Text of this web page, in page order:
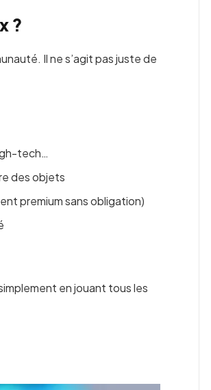
?
Il ne s’agit pas juste de
tech…
des objets
premium sans obligation)
en jouant tous les